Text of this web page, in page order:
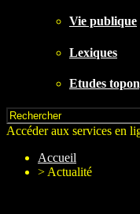
Vie publique
Lexiques
Etudes
Accéder aux services en
Accueil
> Actualité